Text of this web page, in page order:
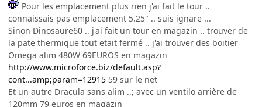
Pour les emplacement plus rien j'ai fait le tour ..
connaissais pas emplacement 5.25" .. suis ignare ...
Sinon Dinosaure60 .. j'ai fait un tour en magazin .. trouver de
la pate thermique tout etait fermé .. j'ai trouver des boitier
Omega alim 480W 69EUROS en magazin
http://www.microforce.biz/default.asp?
cont...amp;param=12915 59 sur le net
Et un autre Dracula sans alim ..; avec un ventilo arrière de
120mm 79 euros en magazin